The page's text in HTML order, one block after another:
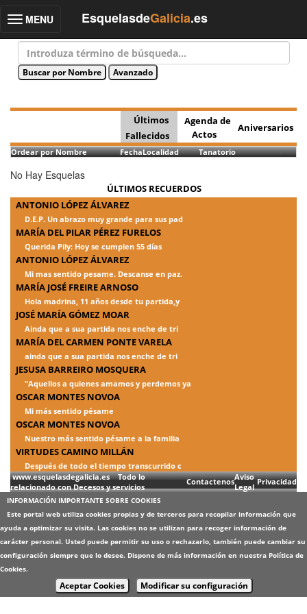
Toggle
MENU EsquelasdeGalicia.es
Últimos
Fallecidos
Agenda de
Actos
Aniversarios
Ordear por Nombre FechaLocalidad Tanatorio
No Hay Esquelas
ÚLTIMOS RECUERDOS
ANTONIO LÓPEZ ÁLVAREZ
D.E.P. Un abrazo muy grande para sus pad
MARÍA DEL PILAR PÉREZ FURELOS
Querida Pily: Hoy se cumplen 55 días
ANTONIO LÓPEZ ÁLVAREZ
Mi mas sentido pesame. Descanse en paz.
MARÍA JOSÉ FREIRE ARNOSO
Hola madrina, 11 años desde tu partida,y
JOSÉ MARÍA GÓMEZ MOAR
Ainda que a sua partida nos enche de tri
MARÍA DEL CARMEN PONTE VARELA
ainda que a sua partida nos enche de tri
JESUSA BARREIRO MOSQUERA
"Aquellos a quienes amamos y perdemos ya
OSCAR MONTES NOVOA
Mi más sentido pésame
OSCAR MONTES NOVOA
Nuestro más sentido pésame a la familia
VIRTUDES CAMINO MILLÁN
Después de todo el tiempo transcurrido c
www.esquelasdegalicia.es Todo lo
relacionado con Decesos y servicios
ContactenosAviso
Legal
Privacidad
INFORMACIÓN IMPORTANTE SOBRE COOKIES
Este portal web utiliza cookies propias y de terceros para recopilar información que
ayuda a optimizar su visita. Las cookies no se utilizan para recoger información de
carácter personal. Usted puede permitir su uso o rechazarlo, también puede cambiar su
configuración siempre que lo desee. Dispone de más información en nuestra Política de
Cookies.